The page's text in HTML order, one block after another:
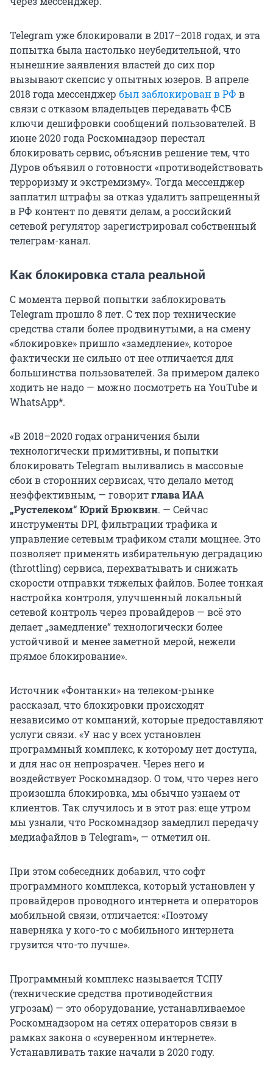
Telegram уже блокировали в 2017–2018 годах, и эта
попытка была настолько неубедительной, что
нынешние заявления властей до сих пор
вызывают скепсис у опытных юзеров. В апреле
2018 года мессенджер был заблокирован в РФ в
связи с отказом владельцев передавать ФСБ
ключи дешифровки сообщений пользователей. В
июне 2020 года Роскомнадзор перестал
блокировать сервис, объяснив решение тем, что
Дуров объявил о готовности «противодействовать
терроризму и экстремизму». Тогда мессенджер
заплатил штрафы за отказ удалить запрещенный
в РФ контент по девяти делам, а российский
сетевой регулятор зарегистрировал собственный
телеграм-канал.
Как блокировка стала реальной
С момента первой попытки заблокировать
Telegram прошло 8 лет. С тех пор технические
средства стали более продвинутыми, а на смену
«блокировке» пришло «замедление», которое
фактически не сильно от нее отличается для
большинства пользователей. За примером далеко
ходить не надо — можно посмотреть на YouTube и
WhatsApp*.
«В 2018–2020 годах ограничения были
технологически примитивны, и попытки
блокировать Telegram выливалиcь в массовые
сбои в сторонних сервисах, что делало метод
неэффективным, — говоритглава ИАА
„Рустелеком“ Юрий Брюквин. — Сейчас
инструменты DPI, фильтрации трафика и
управление сетевым трафиком стали мощнее. Это
позволяет применять избирательную деградацию
(throttling) сервиса, перехватывать и снижать
скорости отправки тяжелых файлов. Более тонкая
настройка контроля, улучшенный локальный
сетевой контроль через провайдеров — всё это
делает „замедление“ технологически более
устойчивой и менее заметной мерой, нежели
прямое блокирование».
Источник «Фонтанки» на телеком-рынке
рассказал, что блокировки происходят
независимо от компаний, которые предоставляют
услуги связи. «У нас у всех установлен
программный комплекс, к которому нет доступа,
и для нас он непрозрачен. Через него и
воздействует Роскомнадзор. О том, что через него
произошла блокировка, мы обычно узнаем от
клиентов. Так случилось и в этот раз: еще утром
мы узнали, что Роскомнадзор замедлил передачу
медиафайлов в Telegram», — отметил он.
При этом собеседник добавил, что софт
программного комплекса, который установлен у
провайдеров проводного интернета и операторов
мобильной связи, отличается: «Поэтому
наверняка у кого-то с мобильного интернета
грузится что-то лучше».
Программный комплекс называется ТСПУ
(технические средства противодействия
угрозам) — это оборудование, устанавливаемое
Роскомнадзором на сетях операторов связи в
рамках закона о «суверенном интернете».
Устанавливать такие начали в 2020 году.